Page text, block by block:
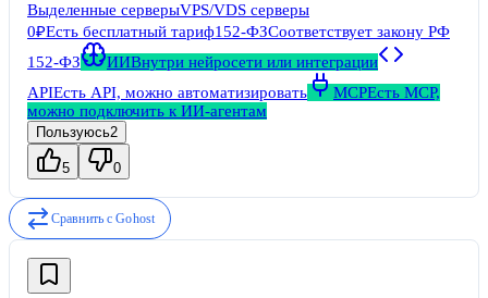
структурой крупного холдинга, это частный независимый
проект.
Выделенные серверыVPS/VDS серверы
0₽Есть бесплатный тариф152-ФЗСоответствует закону РФ
152-ФЗ
ИИВнутри нейросети или интеграции
APIЕсть API, можно автоматизировать MCPЕсть MCP,
можно подключить к ИИ-агентам
Пользуюсь2
5 0
Сравнить сGohost